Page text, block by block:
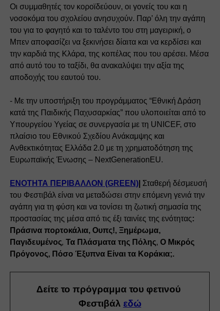
Οι συμμαθητές τον κοροϊδεύουν, οι γονείς του και η
νοσοκόμα του σχολείου ανησυχούν. Παρ’ όλη την αγάπη
του για το φαγητό και το ταλέντο του στη μαγειρική, ο
Μπεν αποφασίζει να ξεκινήσει δίαιτα και να κερδίσει και
την καρδιά της Κλάρα, της κοπέλας που του αρέσει. Μέσα
από αυτό του το ταξίδι, θα ανακαλύψει την αξία της
αποδοχής του εαυτού του.
- Με την υποστήριξη του προγράμματος “Εθνική Δράση
κατά της Παιδικής Παχυσαρκίας” που υλοποιείται από το
Υπουργείου Υγείας σε συνεργασία με τη UNICEF, στο
πλαίσιο του Εθνικού Σχεδίου Ανάκαμψης και
Ανθεκτικότητας Ελλάδα 2.0 με τη χρηματοδότηση της
Ευρωπαϊκής Ένωσης – NextGenerationEU.
ΕΝΟΤΗΤΑ ΠΕΡΙΒΑΛΛΟΝ (GREEN) Σταθερή δέσμευσή
του Φεστιβάλ είναι να μεταδώσει στην επόμενη γενιά την
αγάπη για τη φύση και να τονίσει τη ζωτική σημασία της
προστασίας της μέσα από τις έξι ταινίες της ενότητας:
Πράσινα πορτοκάλια, Ουπς!, Ξημέρωμα,
Παγιδευμένος, Τα Πλάσματα της Πόλης, Ο Μικρός
Πρόγονος, Πόσο Έξυπνα Είναι τα Κοράκια;.
Δείτε το πρόγραμμα του φετινού
Φεστιβάλ εδώ